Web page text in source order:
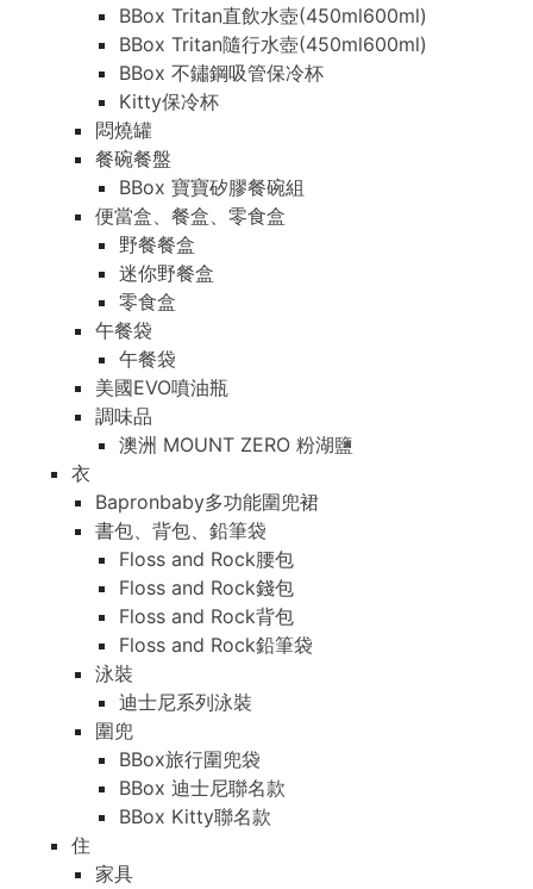
BBox Tritan直飲水壺(450ml600ml)
BBox Tritan隨行水壺(450ml600ml)
BBox 不鏽鋼吸管保冷杯
Kitty保冷杯
悶燒罐
餐碗餐盤
BBox 寶寶矽膠餐碗組
便當盒、餐盒、零食盒
野餐餐盒
迷你野餐盒
零食盒
午餐袋
午餐袋
美國EVO噴油瓶
調味品
澳洲 MOUNT ZERO 粉湖鹽
衣
Bapronbaby多功能圍兜裙
書包、背包、鉛筆袋
Floss and Rock腰包
Floss and Rock錢包
Floss and Rock背包
Floss and Rock鉛筆袋
泳裝
迪士尼系列泳裝
圍兜
BBox旅行圍兜袋
BBox 迪士尼聯名款
BBox Kitty聯名款
住
家具